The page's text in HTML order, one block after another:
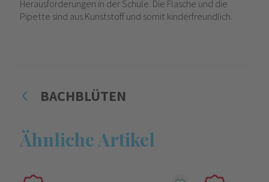
Herausforderungen in der Schule. Die Flasche und die
Pipette sind aus Kunststoff und somit kinderfreundlich.
BACHBLÜTEN
Ähnliche Artikel